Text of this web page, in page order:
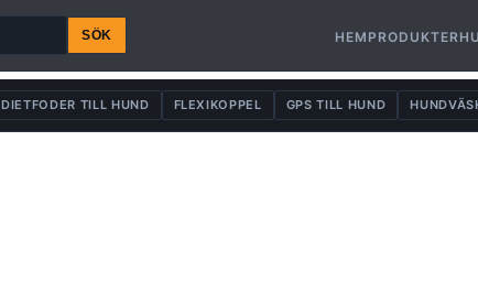
SÖK HEM PRODUKTER
DIETFODER TILL HUND FLEXIKOPPEL GPS TILL HUND